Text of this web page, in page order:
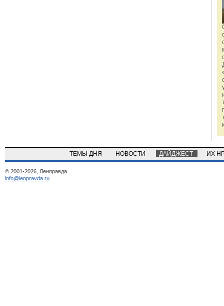
ТЕМЫ ДНЯ НОВОСТИ ДАЙДЖЕСТ ИХ
© 2001-2026, Ленправда
info@lenpravda.ru